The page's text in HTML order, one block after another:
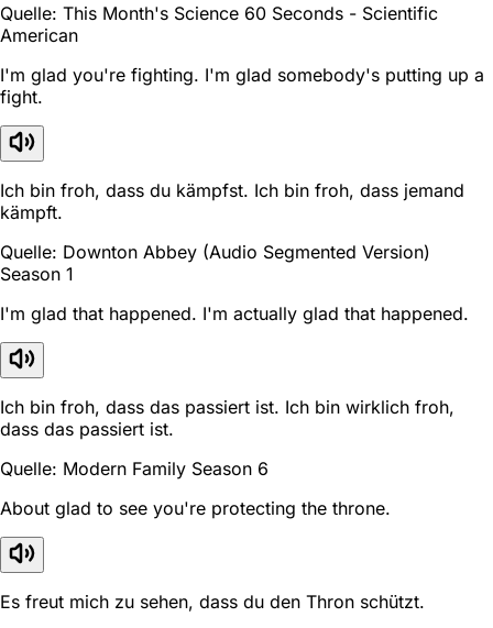
Quelle: This Month's Science 60 Seconds - Scientific
American
I'm glad you're fighting. I'm glad somebody's putting up a
fight.
Ich bin froh, dass du kämpfst. Ich bin froh, dass jemand
kämpft.
Quelle: Downton Abbey (Audio Segmented Version)
Season 1
I'm glad that happened. I'm actually glad that happened.
Ich bin froh, dass das passiert ist. Ich bin wirklich froh,
dass das passiert ist.
Quelle: Modern Family Season 6
About glad to see you're protecting the throne.
Es freut mich zu sehen, dass du den Thron schützt.